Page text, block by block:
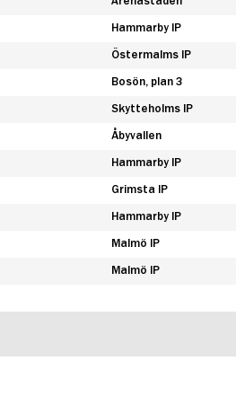
Hammarby IP
Östermalms IP
Bosön, plan 3
Skytteholms IP
Åbyvallen
Hammarby IP
Grimsta IP
Hammarby IP
Malmö IP
Malmö IP